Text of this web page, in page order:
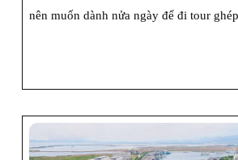
Tàu
Long
nên muốn dành nửa ngày để đi tour